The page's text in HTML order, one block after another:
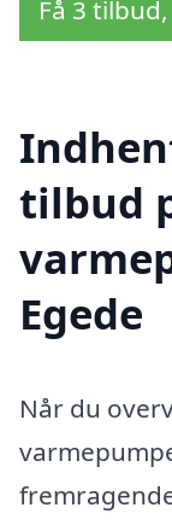
Få 3
tilbud
Egede
Når du